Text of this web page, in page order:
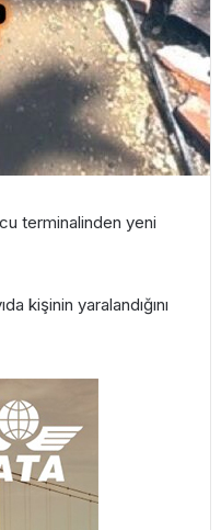
terminalinden yeni
kişinin yaralandığını